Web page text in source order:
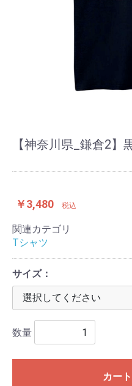
【神奈川県_鎌倉2】
￥3,480 税込
関連カテゴリ
Tシャツ
サイズ：
数量
カー